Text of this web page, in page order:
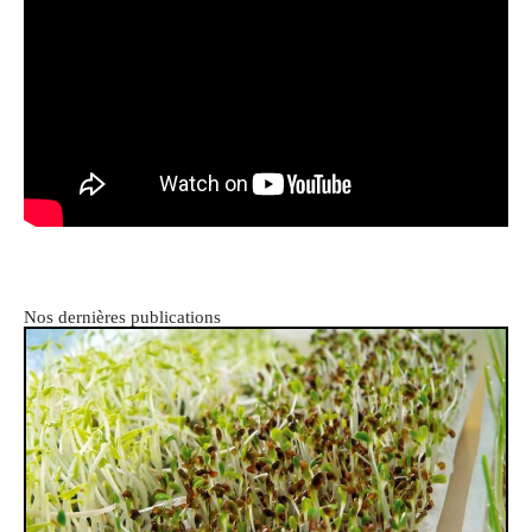
Nos dernières publications